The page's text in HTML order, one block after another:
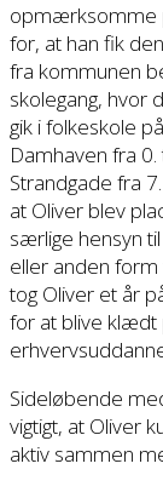
opmærksomme
for, at han fik
fra kommunen
skolegang, hvor
gik i folkeskole
Damhaven fra
Strandgade fra
at Oliver blev
særlige hensyn
eller anden
tog Oliver et år
for at blive klædt
Sideløbende
vigtigt, at Oliver
aktiv sammen